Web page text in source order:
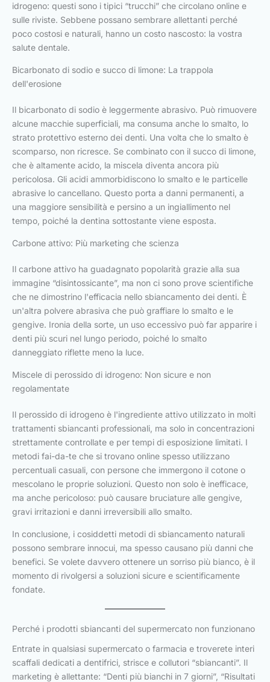
idrogeno: questi sono i tipici “trucchi” che circolano online e
sulle riviste. Sebbene possano sembrare allettanti perché
poco costosi e naturali, hanno un costo nascosto: la vostra
salute dentale.
Bicarbonato di sodio e succo di limone: La trappola
dell'erosione
Il bicarbonato di sodio è leggermente abrasivo. Può rimuovere
alcune macchie superficiali, ma consuma anche lo smalto, lo
strato protettivo esterno dei denti. Una volta che lo smalto è
scomparso, non ricresce. Se combinato con il succo di limone,
che è altamente acido, la miscela diventa ancora più
pericolosa. Gli acidi ammorbidiscono lo smalto e le particelle
abrasive lo cancellano. Questo porta a danni permanenti, a
una maggiore sensibilità e persino a un ingiallimento nel
tempo, poiché la dentina sottostante viene esposta.
Carbone attivo: Più marketing che scienza
Il carbone attivo ha guadagnato popolarità grazie alla sua
immagine “disintossicante”, ma non ci sono prove scientifiche
che ne dimostrino l'efficacia nello sbiancamento dei denti. È
un'altra polvere abrasiva che può graffiare lo smalto e le
gengive. Ironia della sorte, un uso eccessivo può far apparire i
denti più scuri nel lungo periodo, poiché lo smalto
danneggiato riflette meno la luce.
Miscele di perossido di idrogeno: Non sicure e non
regolamentate
Il perossido di idrogeno è l'ingrediente attivo utilizzato in molti
trattamenti sbiancanti professionali, ma solo in concentrazioni
strettamente controllate e per tempi di esposizione limitati. I
metodi fai-da-te che si trovano online spesso utilizzano
percentuali casuali, con persone che immergono il cotone o
mescolano le proprie soluzioni. Questo non solo è inefficace,
ma anche pericoloso: può causare bruciature alle gengive,
gravi irritazioni e danni irreversibili allo smalto.
In conclusione, i cosiddetti metodi di sbiancamento naturali
possono sembrare innocui, ma spesso causano più danni che
benefici. Se volete davvero ottenere un sorriso più bianco, è il
momento di rivolgersi a soluzioni sicure e scientificamente
fondate.
Perché i prodotti sbiancanti del supermercato non funzionano
Entrate in qualsiasi supermercato o farmacia e troverete interi
scaffali dedicati a dentifrici, strisce e collutori “sbiancanti”. Il
marketing è allettante: “Denti più bianchi in 7 giorni”, “Risultati